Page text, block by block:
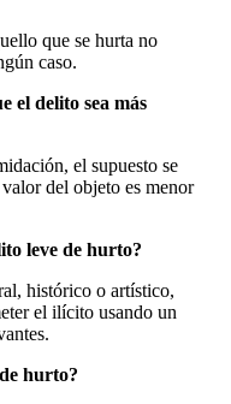
que se hurta no
caso.
el delito sea más
el supuesto se
del objeto es menor
leve de hurto?
histórico o artístico,
el ilícito usando un
hurto?